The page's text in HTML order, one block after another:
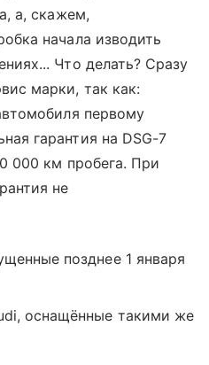
а, скажем,
начала изводить
Что делать? Сразу
марки, так как:
первому
гарантия на DSG-7
000 км пробега. При
не
позднее 1 января
оснащённые такими же